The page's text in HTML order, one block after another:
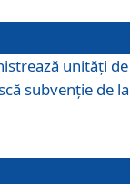
unităţi de
subvenţie de la